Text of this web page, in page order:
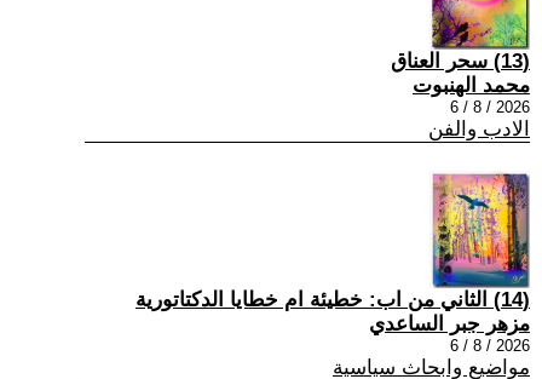
(13) سحر العناق
محمد الهنبوت
2026 / 8 / 6
الادب والفن
(14) الثاني من اب: خطيئة ام خطايا الدكتاتورية
مزهر جبر الساعدي
2026 / 8 / 6
مواضيع وابحاث سياسية